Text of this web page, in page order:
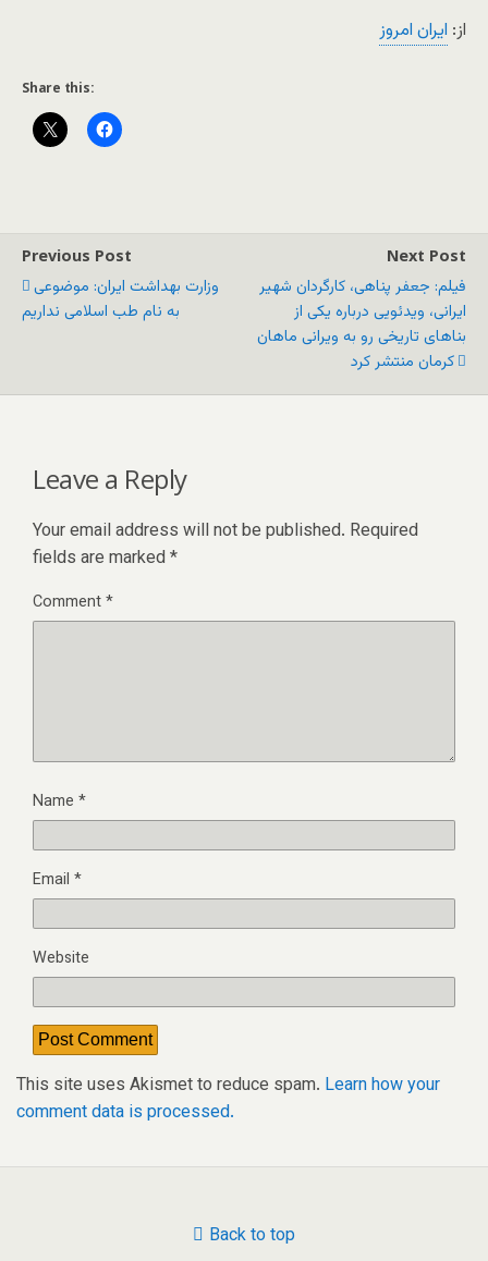
از: ایران امروز
Share this:
Previous Post
وزارت بهداشت ایران: موضوعی
به نام طب اسلامی نداریم
Next Post
فیلم: جعفر پناهی، کارگردان شهیر
ایرانی، ویدئویی درباره یکی از
بناهای تاریخی رو به ویرانى ماهان
کرمان منتشر کرد
Leave a Reply
Your email address will not be published. Required
fields are marked *
Comment*
Name *
Email *
Website
This site uses Akismet to reduce spam. Learn how your
comment data is processed.
Back to top